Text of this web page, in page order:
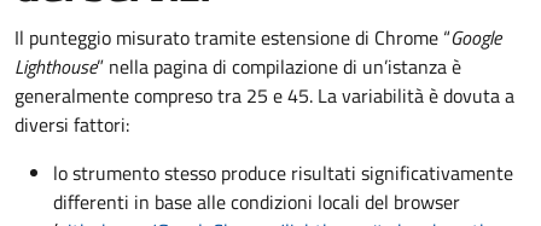
Il punteggio misurato tramite estensione di Chrome “Google
Lighthouse” nella pagina di compilazione di un’istanza è
generalmente compreso tra 25 e 45. La variabilità è dovuta a
diversi fattori:
lo strumento stesso produce risultati significativamente
differenti in base alle condizioni locali del browser